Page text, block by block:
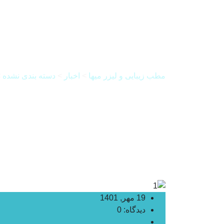
مطب زیبایی و لیزر میها اخبار دسته بندی نشده
19 مهر, 1401
دیدگاه: 0